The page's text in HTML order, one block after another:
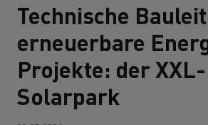
Technische
erneuerbare
Projekte: der XXL-
Solarpark